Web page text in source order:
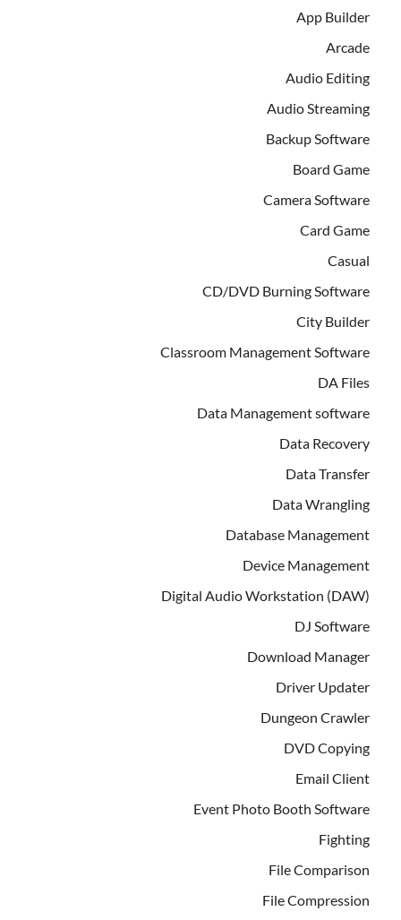
App Builder
Arcade
Audio Editing
Audio Streaming
Backup Software
Board Game
Camera Software
Card Game
Casual
CD/DVD Burning Software
City Builder
Classroom Management Software
DA Files
Data Management software
Data Recovery
Data Transfer
Data Wrangling
Database Management
Device Management
Digital Audio Workstation (DAW)
DJ Software
Download Manager
Driver Updater
Dungeon Crawler
DVD Copying
Email Client
Event Photo Booth Software
Fighting
File Comparison
File Compression